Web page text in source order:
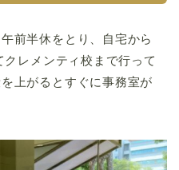
前半休をとり、自宅から
レメンティ校まで行って
上がるとすぐに事務室が